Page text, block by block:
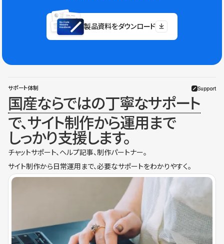
製品資料をダウンロード
サポート体制 Support
国産ならではの丁寧なサポート
で、サイト制作から運用まで
しっかり支援します。
チャットサポート、ヘルプ記事、制作パートナー。
サイト制作から日常運用まで、必要なサポートをわかりやすく。